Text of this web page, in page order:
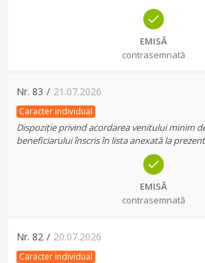
EMISĂ
contrasemnată
Nr. 83 / 21.07.2026
Caracter individual
Dispoziție privind acordarea venitului minim
beneficiarului înscris în lista anexată la
EMISĂ
contrasemnată
Nr. 82 / 20.07.2026
Caracter individual